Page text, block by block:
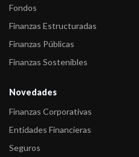
Fondos
Finanzas Estructuradas
Finanzas Públicas
Finanzas Sostenibles
Novedades
Finanzas Corporativas
Entidades Financieras
Seguros